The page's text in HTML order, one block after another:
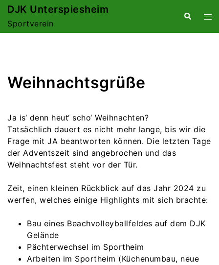
Zum
springen
DJK Unterspiesheim
Sportverein
Suche
Weihnachtsgrüße
Ja is‘ denn heut‘ scho‘ Weihnachten?
Tatsächlich dauert es nicht mehr lange, bis wir die
Frage mit JA beantworten können. Die letzten Tage
der Adventszeit sind angebrochen und das
Weihnachtsfest steht vor der Tür.
Zeit, einen kleinen Rückblick auf das Jahr 2024 zu
werfen, welches einige Highlights mit sich brachte:
Bau eines Beachvolleyballfeldes auf dem DJK
Gelände
Pächterwechsel im Sportheim
Arbeiten im Sportheim (Küchenumbau, neue